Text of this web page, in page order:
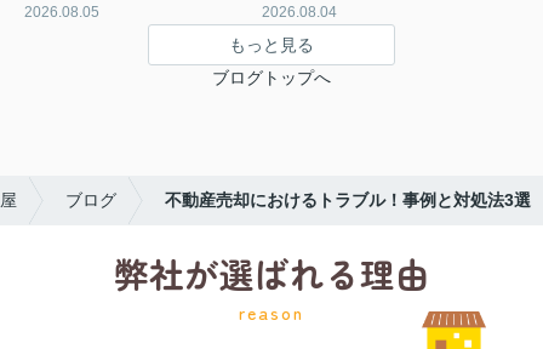
2026.08.05 2026.08.04
もっと見る
ブログトップへ
ブログ 不動産売却におけるトラブル！事例と対処法3選
弊社が選ばれる理由
reason